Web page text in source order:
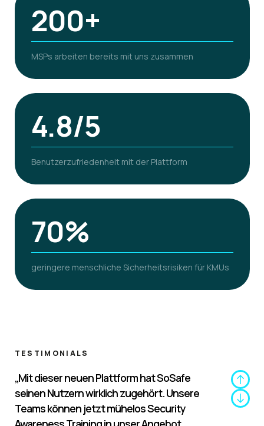
200+
MSPs arbeiten bereits mit uns zusammen
4.8/5
Benutzerzufriedenheit mit der Plattform
70%
geringere menschliche Sicherheitsrisiken für KMUs
TESTIMONIALS
„Mit dieser neuen Plattform hat SoSafe
seinen Nutzern wirklich zugehört. Unsere
Teams können jetzt mühelos Security